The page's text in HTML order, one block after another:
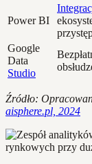
Power BI
Google
Data
Studio
Źródło:
aisphere.pl, 2024